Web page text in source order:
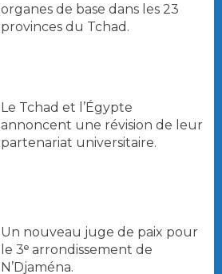
organes de base dans les 23
provinces du Tchad.
Le Tchad et l’Égypte
annoncent une révision de leur
partenariat universitaire.
Un nouveau juge de paix pour
le 3ᵉ arrondissement de
N’Djaména.